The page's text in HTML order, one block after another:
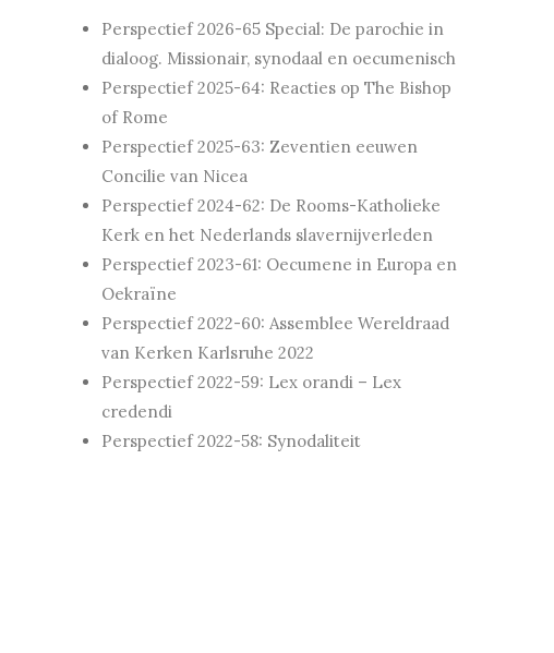
Perspectief 2026-65 Special: De parochie in
dialoog. Missionair, synodaal en oecumenisch
Perspectief 2025-64: Reacties op The Bishop
of Rome
Perspectief 2025-63: Zeventien eeuwen
Concilie van Nicea
Perspectief 2024-62: De Rooms-Katholieke
Kerk en het Nederlands slavernijverleden
Perspectief 2023-61: Oecumene in Europa en
Oekraïne
Perspectief 2022-60: Assemblee Wereldraad
van Kerken Karlsruhe 2022
Perspectief 2022-59: Lex orandi – Lex
credendi
Perspectief 2022-58: Synodaliteit